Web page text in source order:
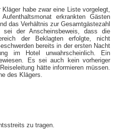
habe zwar eine Liste vorgelegt,
erkrankten Gästen
das Verhältnis zur Gesamtgästezahl
der Anscheinsbeweis, dass die
der Beklagten erfolgte, nicht
bereits in der ersten Nacht
im Hotel unwahrscheinlich. Ein
Es sei auch kein vorheriger
hätte informieren müssen.
des Klägers.
zu tragen.